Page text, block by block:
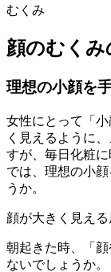
むくみ
顔のむくみ
理想の小顔を
女性にとって「
く見えるように
すが、毎日化粧に
では、理想の小
うか。
顔が大きく見え
朝起きた時、「
ないでしょうか。